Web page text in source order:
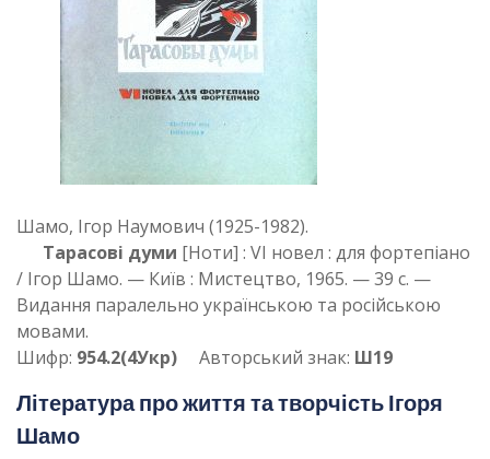
Шамо, Ігор Наумович (1925-1982).
Тарасові думи [Ноти] : VI новел : для фортепіано
/ Ігор Шамо. — Київ : Мистецтво, 1965. — 39 с. —
Видання паралельно українською та російською
мовами.
Шифр: 954.2(4Укр) Авторський знак: Ш19
Література про життя та творчість Ігоря
Шамо